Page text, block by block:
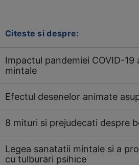
Citeste si despre:
Impactul pandemiei COVID-19
mintale
Efectul desenelor animate
8 mituri si prejudecati despre
Legea sanatatii mintale si a
cu tulburari psihice